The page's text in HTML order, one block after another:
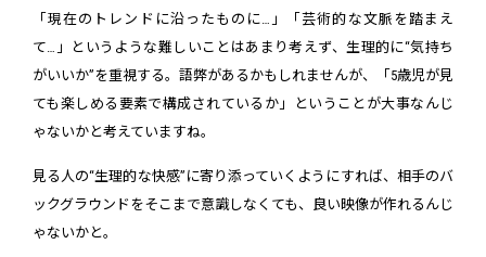
「現在のトレンドに沿ったものに…」「芸術的な文脈を踏まえ
て…」というような難しいことはあまり考えず、生理的に“気持ち
がいいか”を重視する。語弊があるかもしれませんが、「5歳児が見
ても楽しめる要素で構成されているか」ということが大事なんじ
ゃないかと考えていますね。
見る人の“生理的な快感”に寄り添っていくようにすれば、相手のバ
ックグラウンドをそこまで意識しなくても、良い映像が作れるんじ
ゃないかと。